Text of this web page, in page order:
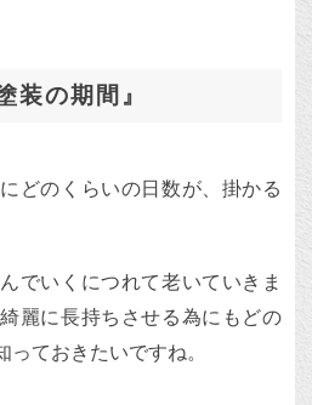
装の期間』
どのくらいの日数が、掛かる
でいくにつれて老いていきま
麗に長持ちさせる為にもどの
っておきたいですね。